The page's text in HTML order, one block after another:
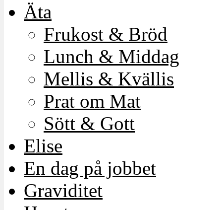
Äta
Frukost & Bröd
Lunch & Middag
Mellis & Kvällis
Prat om Mat
Sött & Gott
Elise
En dag på jobbet
Graviditet